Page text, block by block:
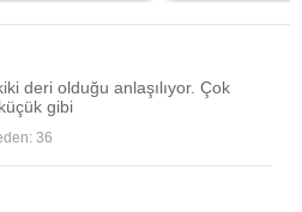
deri olduğu anlaşılıyor. Çok
gibi
36